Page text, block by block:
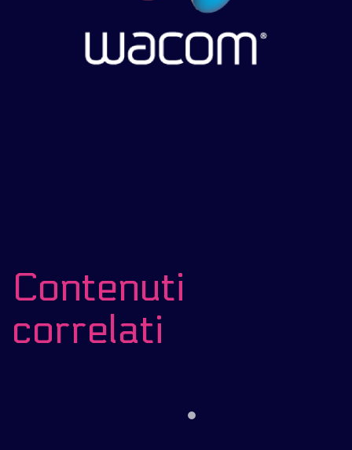
Contenuti
correlati